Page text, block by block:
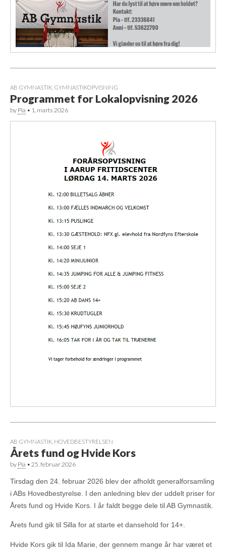
AB GYMNASTIK GYMNASTIKOPVISNING
Programmet for Lokalopvisning 2026
by Pia • 1. marts 2026
AB GYMNASTIK HOVEDBESTYRELSEN
Årets fund og Hvide Kors
by Pia • 25. februar 2026
Tirsdag den 24. februar 2026 blev der afholdt generalforsamling
i ABs Hovedbestyrelse. I den anledning blev der uddelt priser for
Årets fund og Hvide Kors. I år faldt begge dele til AB Gymnastik.
Årets fund gik til Silla for at starte et dansehold for 14+.
Hvide Kors gik til Ida Marie, der gennem mange år har været et